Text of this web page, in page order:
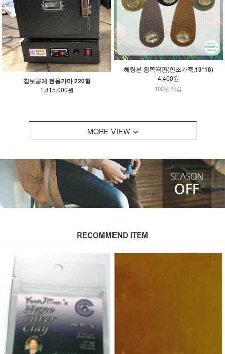
칠보공예 전용가마 220형
1,815,000원
헤링본 왕똑딱핀(인조가죽,13*18)
4,400원
100원 적립
MORE VIEW
RECOMMEND ITEM